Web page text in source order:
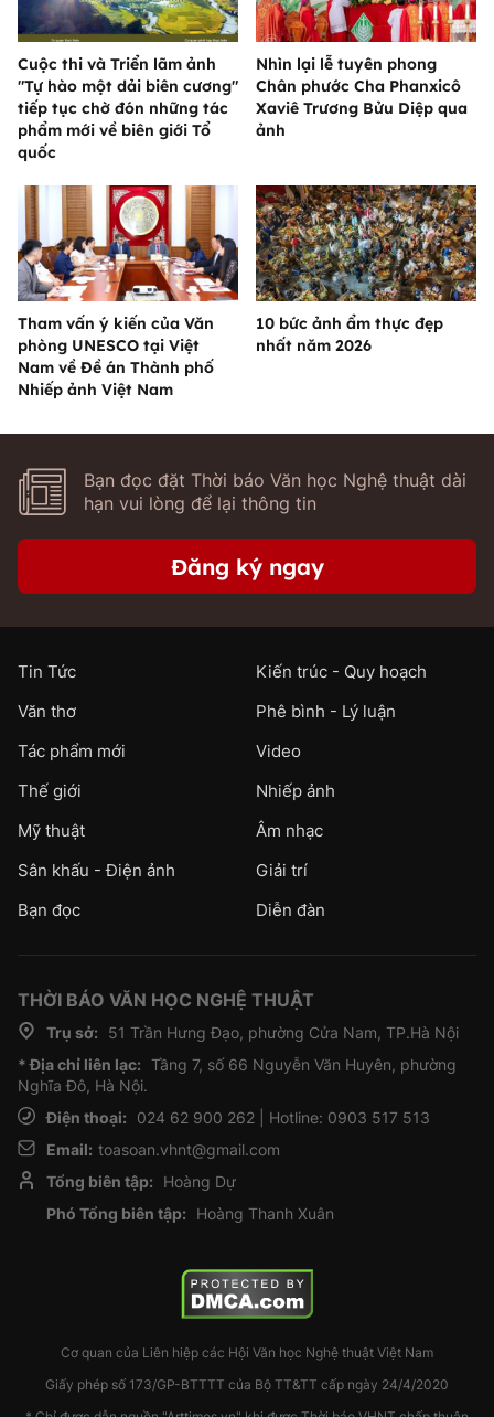
Cuộc thi và Triển lãm ảnh
"Tự hào một dải biên cương"
tiếp tục chờ đón những tác
phẩm mới về biên giới Tổ
quốc
Nhìn lại lễ tuyên phong
Chân phước Cha Phanxicô
Xaviê Trương Bửu Diệp qua
ảnh
Tham vấn ý kiến của Văn
phòng UNESCO tại Việt
Nam về Đề án Thành phố
Nhiếp ảnh Việt Nam
10 bức ảnh ẩm thực đẹp
nhất năm 2026
Bạn đọc đặt Thời báo Văn học Nghệ thuật dài
hạn vui lòng để lại thông tin
Đăng ký ngay
Tin Tức
Kiến trúc - Quy hoạch
Văn thơ
Phê bình - Lý luận
Tác phẩm mới
Video
Thế giới
Nhiếp ảnh
Mỹ thuật
Âm nhạc
Sân khấu - Điện ảnh
Giải trí
Bạn đọc
Diễn đàn
THỜI BÁO VĂN HỌC NGHỆ THUẬT
Trụ sở:
51 Trần Hưng Đạo, phường Cửa Nam, TP.Hà Nội
* Địa chỉ liên lạc: Tầng 7, số 66 Nguyễn Văn Huyên, phường
Nghĩa Đô, Hà Nội.
Điện thoại:
024 62 900 262 | Hotline: 0903 517 513
Email: toasoan.vhnt@gmail.com
Tổng biên tập:
Hoàng Dự
Phó Tổng biên tập:
Hoàng Thanh Xuân
Cơ quan của Liên hiệp các Hội Văn học Nghệ thuật Việt Nam
Giấy phép số 173/GP-BTTTT của Bộ TT&TT cấp ngày 24/4/2020